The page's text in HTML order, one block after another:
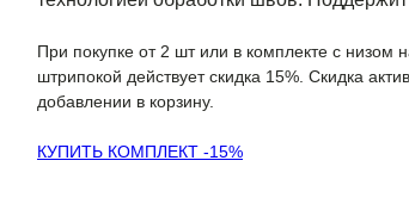
При покупке от 2 шт или в комплекте с низом
штрипокой действует скидка 15%. Скидка
добавлении в корзину.
КУПИТЬ КОМПЛЕКТ -15%